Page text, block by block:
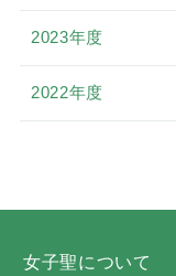
2023年度
2022年度
女子聖について